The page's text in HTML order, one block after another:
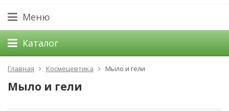
Меню
Каталог
Главная Космецевтика Мыло и гели
Мыло и гели